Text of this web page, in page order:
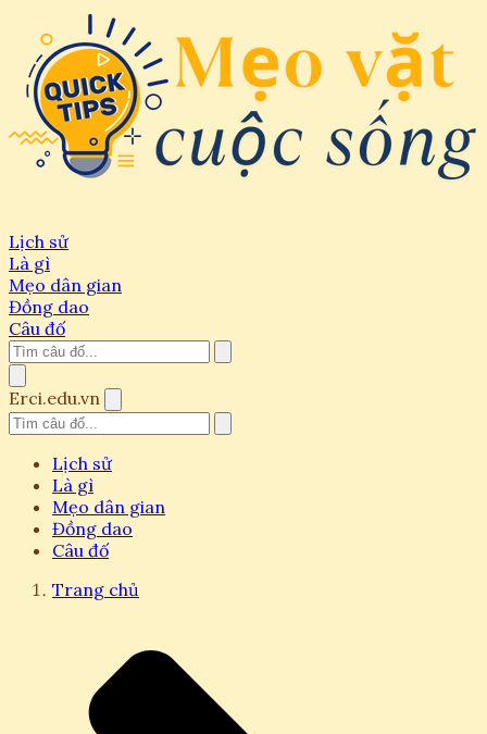
Lịch sử
Là gì
Mẹo dân gian
Đồng dao
Câu đố
Erci.edu.vn
Lịch sử
Là gì
Mẹo dân gian
Đồng dao
Câu đố
Trang chủ